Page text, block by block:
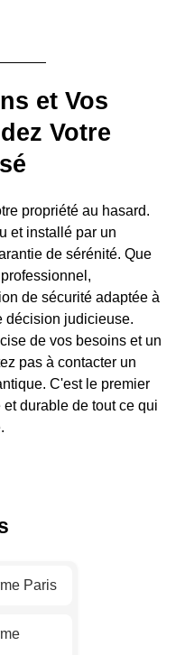
et Vos
Votre
propriété au hasard.
et installé par un
de sérénité. Que
de sécurité adaptée à
décision judicieuse.
de vos besoins et un
pas à contacter un
C'est le premier
durable de tout ce qui
Paris